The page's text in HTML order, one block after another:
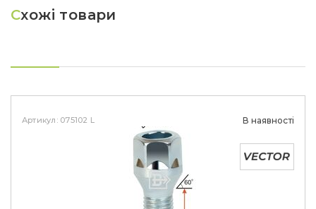
Схожі товари
Артикул: 075102 L В наявності